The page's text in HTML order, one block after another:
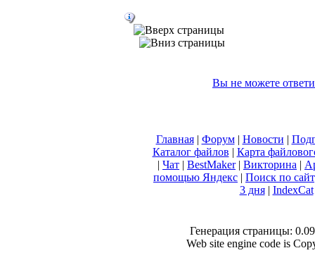
Вы не можете
Главная| Форум| Новости |
Каталог файлов | Карта
| Чат | BestMaker| Викторина |
помощью Яндекс | Поиск по
3 дня| IndexCat
Генерация страницы:
Web site engine code is